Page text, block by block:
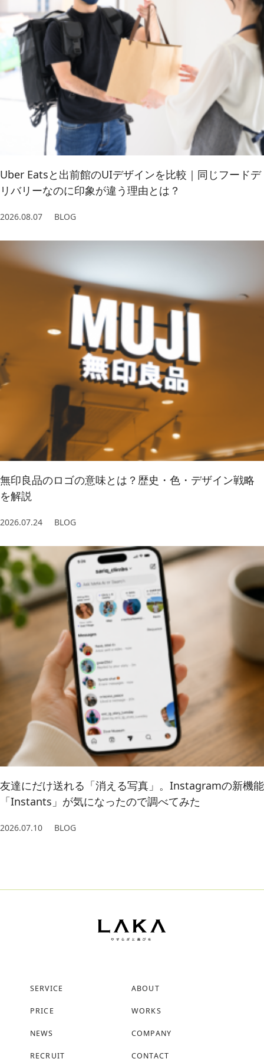
2023/ 1 (3)
2022/ 3 (4)
2022/ 2 (5)
2022/ 1 (5)
2021/ 5 (4)
2021/ 4 (7)
2021/ 3 (2)
2021/ 2 (4)
Uber Eatsと出前館のUIデザインを比較｜同じフードデ
リバリーなのに印象が違う理由とは？
2026.08.07 BLOG
無印良品のロゴの意味とは？歴史・色・デザイン戦略
を解説
2026.07.24 BLOG
友達にだけ送れる「消える写真」。Instagramの新機能
「Instants」が気になったので調べてみた
2026.07.10 BLOG
SERVICE ABOUT
PRICE WORKS
NEWS COMPANY
RECRUIT CONTACT